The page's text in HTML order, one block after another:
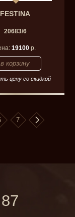
FESTINA
20683/6
19100 р.
цену со скидкой
7